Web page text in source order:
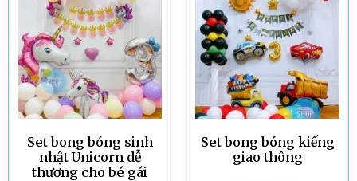
Set bong bóng sinh
nhật Unicorn dễ
thương cho bé gái
Set bong bóng kiếng
giao thông